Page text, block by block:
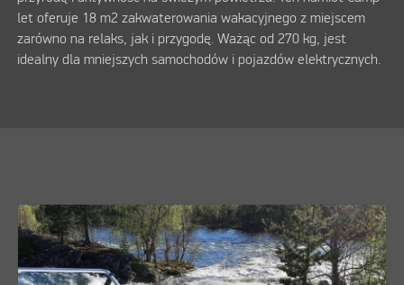
let oferuje 18 m2 zakwaterowania wakacyjnego z miejscem
zarówno na relaks, jak i przygodę. Ważąc od 270 kg, jest
idealny dla mniejszych samochodów i pojazdów elektrycznych.